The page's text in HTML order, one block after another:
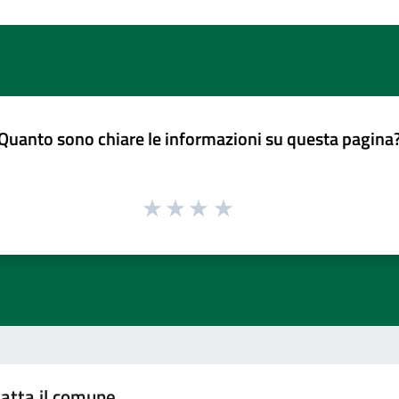
sono chiare le informazioni su questa